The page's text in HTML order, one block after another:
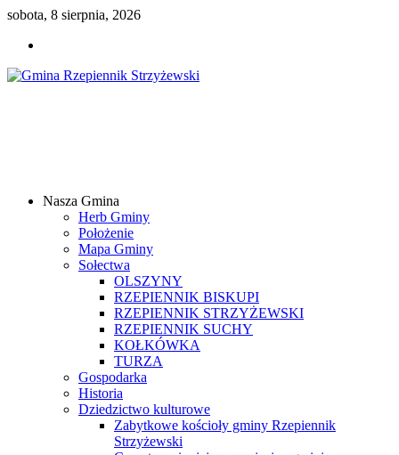
sobota, 8 sierpnia, 2026
Samorządowy
Internetowy
Nasza Gmina
Herb Gminy
Położenie
Mapa Gminy
Sołectwa
OLSZYNY
RZEPIENNIK BISKUPI
RZEPIENNIK STRZYŻEWSKI
RZEPIENNIK SUCHY
KOŁKÓWKA
TURZA
Gospodarka
Historia
Dziedzictwo kulturowe
Zabytkowe kościoły gminy Rzepiennik
Strzyżewski